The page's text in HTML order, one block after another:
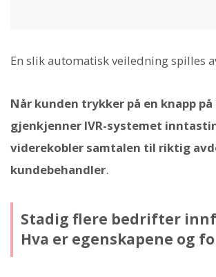
En slik automatisk veiledning spilles
Når kunden trykker på en knapp
gjenkjenner IVR-systemet
viderekobler samtalen til riktig
kundebehandler.
Stadig flere bedrifter
Hva er egenskapene og